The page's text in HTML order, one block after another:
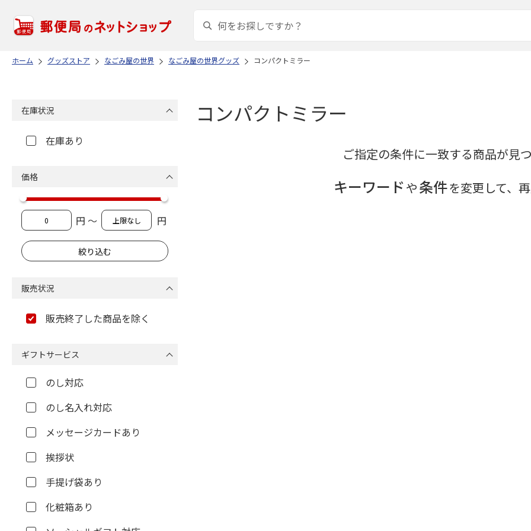
ホーム グッズストア なごみ屋の世界 なごみ屋の世界グッズ コンパクトミラー
コンパクトミラー
ご指定の条件に一致する商品が見
キーワードや条件を変更して、
在庫状況
在庫あり
価格
円 ～ 円
販売状況
販売終了した商品を除く
ギフトサービス
のし対応
のし名入れ対応
メッセージカードあり
挨拶状
手提げ袋あり
化粧箱あり